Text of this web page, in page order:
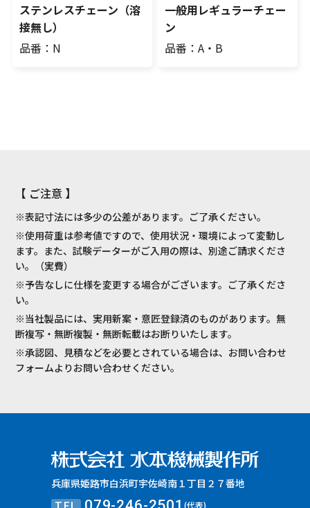
ステンレスチェーン（溶
接無し）
品番：N
一般用レギュラーチェー
ン
品番：A・B
【 ご注意 】
※表記寸法には多少の公差があります。ご了承ください。
※使用荷重は参考値ですので、使用状況・環境によって変動し
ます。また、試験データーがご入用の際は、別途ご請求くださ
い。（実費）
※予告なしに仕様を変更する場合がございます。ご了承くださ
い。
※当社製品には、実用新案・意匠登録済のものがあります。無
断複写・無断複製・無断転載はお断りいたします。
※承認図、見積などを必要とされている場合は、お問い合わせ
フォームよりお問い合わせください。
兵庫県姫路市白浜町宇佐崎南１丁目２７番地
(代表)